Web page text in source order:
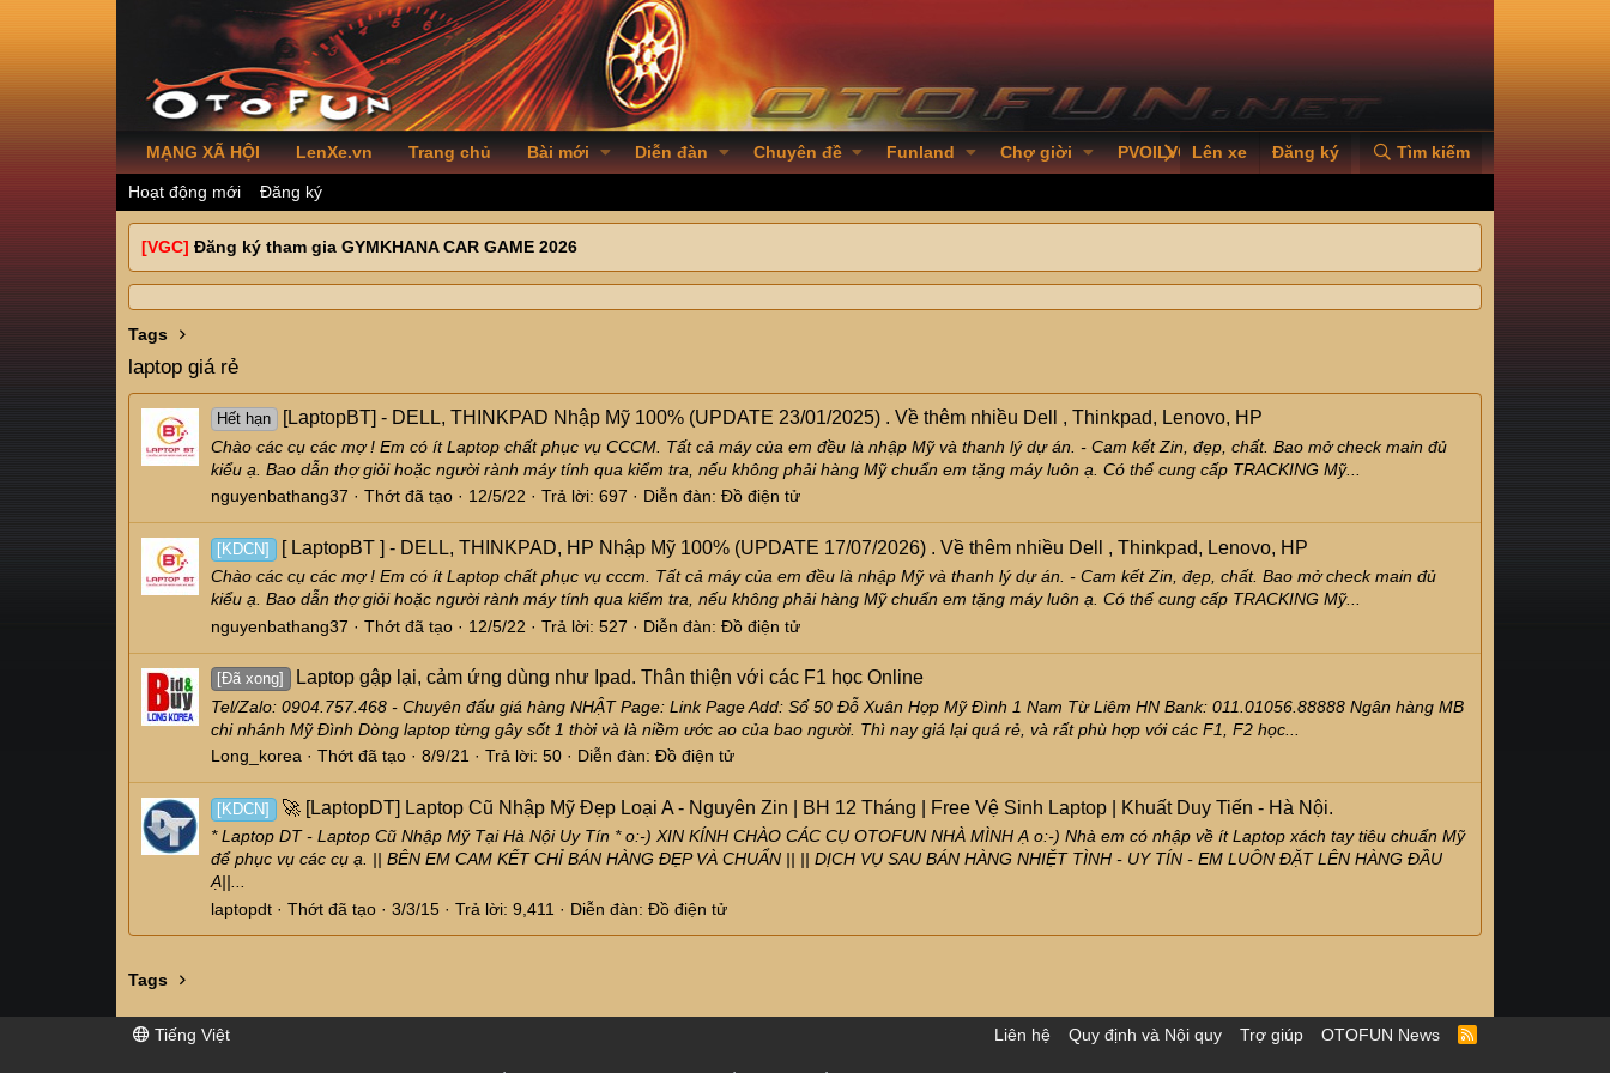
MẠNG XÃ HỘI LenXe.vn Trang chủ Bài mới Diễn đàn Chuyên đề Funland Chợ giời PVOILVGC2026
Lên xe Đăng ký Tìm kiếm
Hoạt động mới Đăng ký
[VGC] Đăng ký tham gia GYMKHANA CAR GAME 2026
Tags
laptop giá rẻ
Hết hạn [LaptopBT] - DELL, THINKPAD Nhập Mỹ 100% (UPDATE 23/01/2025) . Về thêm nhiều Dell , Thinkpad, Lenovo, HP
Chào các cụ các mợ ! Em có ít Laptop chất phục vụ CCCM. Tất cả máy của em đều là nhập Mỹ và thanh lý dự án. - Cam kết Zin, đẹp, chất. Bao mở check main đủ
kiểu ạ. Bao dẫn thợ giỏi hoặc người rành máy tính qua kiểm tra, nếu không phải hàng Mỹ chuẩn em tặng máy luôn ạ. Có thể cung cấp TRACKING Mỹ...
nguyenbathang37
Thớt đã tạo 12/5/22 Trả lời: 697 Diễn đàn: Đồ điện tử
[KDCN] [ LaptopBT ] - DELL, THINKPAD, HP Nhập Mỹ 100% (UPDATE 17/07/2026) . Về thêm nhiều Dell , Thinkpad, Lenovo, HP
Chào các cụ các mợ ! Em có ít Laptop chất phục vụ cccm. Tất cả máy của em đều là nhập Mỹ và thanh lý dự án. - Cam kết Zin, đẹp, chất. Bao mở check main đủ
kiểu ạ. Bao dẫn thợ giỏi hoặc người rành máy tính qua kiểm tra, nếu không phải hàng Mỹ chuẩn em tặng máy luôn ạ. Có thể cung cấp TRACKING Mỹ...
nguyenbathang37
Thớt đã tạo 12/5/22 Trả lời: 527 Diễn đàn: Đồ điện tử
[Đã xong] Laptop gập lại, cảm ứng dùng như Ipad. Thân thiện với các F1 học Online
Tel/Zalo: 0904.757.468 - Chuyên đấu giá hàng NHẬT Page: Link Page Add: Số 50 Đỗ Xuân Hợp Mỹ Đình 1 Nam Từ Liêm HN Bank: 011.01056.88888 Ngân hàng MB
chi nhánh Mỹ Đình Dòng laptop từng gây sốt 1 thời và là niềm ước ao của bao người. Thì nay giá lại quá rẻ, và rất phù hợp với các F1, F2 học...
Long_korea
Thớt đã tạo 8/9/21 Trả lời: 50 Diễn đàn: Đồ điện tử
[KDCN] 🚀 [LaptopDT] Laptop Cũ Nhập Mỹ Đẹp Loại A - Nguyên Zin | BH 12 Tháng | Free Vệ Sinh Laptop | Khuất Duy Tiến - Hà Nội.
* Laptop DT - Laptop Cũ Nhập Mỹ Tại Hà Nội Uy Tín * o:-) XIN KÍNH CHÀO CÁC CỤ OTOFUN NHÀ MÌNH Ạ o:-) Nhà em có nhập về ít Laptop xách tay tiêu chuẩn Mỹ
để phục vụ các cụ ạ. || BÊN EM CAM KẾT CHỈ BÁN HÀNG ĐẸP VÀ CHUẨN || || DỊCH VỤ SAU BÁN HÀNG NHIỆT TÌNH - UY TÍN - EM LUÔN ĐẶT LÊN HÀNG ĐẦU
Ạ||...
laptopdt
Thớt đã tạo 3/3/15 Trả lời: 9,411 Diễn đàn: Đồ điện tử
Tags
Tiếng Việt Liên hệ Quy định và Nội quy Trợ giúp OTOFUN News
R